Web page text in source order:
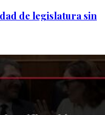
de legislatura sin